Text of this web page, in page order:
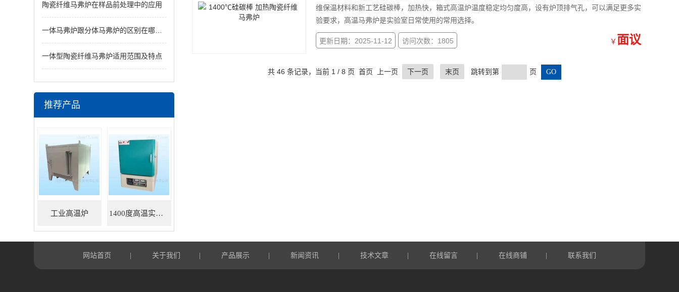
陶瓷纤维马弗炉在样品前处理中的应用
一体马弗炉跟分体马弗炉的区别在哪里？
一体型陶瓷纤维马弗炉适用范围及特点
推荐产品
工业高温炉 1400度高温实验炉
维保温材料和新工艺硅碳棒，加热快，箱式高温炉温度稳定均匀度高，设有炉顶排气孔，可以满足更多实
验要求，高温马弗炉是实验室日常使用的常用选择。
更新日期：2025-11-12 访问次数：1805 ￥ 面议
共 46 条记录，当前 1 / 8 页 首页 上一页 下一页 末页 跳转到第 页
网站首页 关于我们 产品展示 新闻资讯 技术文章 在线留言 在线商铺 联系我们